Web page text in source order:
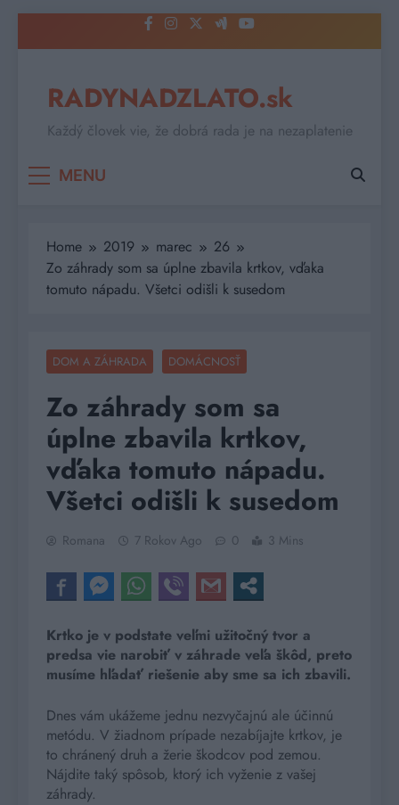
to
RADYNADZLATO.sk
Každý človek vie, že dobrá rada je na nezaplatenie
MENU
Home 2019 marec
26
Zo záhrady som sa úplne zbavila krtkov, vďaka
tomuto nápadu. Všetci odišli k susedom
DOM A ZÁHRADA DOMÁCNOSŤ
Zo záhrady som sa
úplne zbavila krtkov,
vďaka tomuto nápadu.
Všetci odišli k susedom
Romana 7 Rokov Ago 0 3 Mins
Krtko je v podstate veľmi užitočný tvor a
predsa vie narobiť v záhrade veľa škôd, preto
musíme hľadať riešenie aby sme sa ich zbavili.
Dnes vám ukážeme jednu nezvyčajnú ale účinnú
metódu. V žiadnom prípade nezabíjajte krtkov, je
to chránený druh a žerie škodcov pod zemou.
Nájdite taký spôsob, ktorý ich vyženie z vašej
záhrady.